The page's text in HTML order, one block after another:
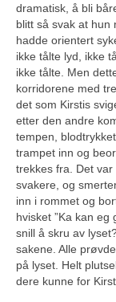
dramatisk, å bli
blitt så svak at hun
hadde orientert
ikke tålte lyd, ikke
ikke tålte. Men
korridorene med
det som Kirstis
etter den andre
tempen,
trampet inn og
trekkes fra. Det
svakere, og
inn i rommet og
hvisket ”Ka kan eg
snill å skru av
sakene. Alle
på lyset. Helt
dere kunne for